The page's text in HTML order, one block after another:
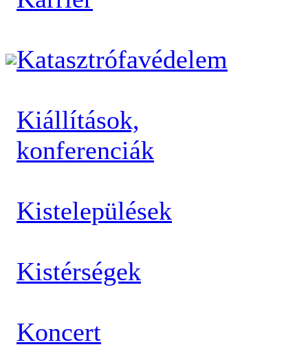
Katasztrófavédelem
Kiállítások,
konferenciák
Kistelepülések
Kistérségek
Koncert